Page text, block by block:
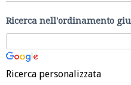
Ricerca nell'ordinamento
Ricerca personalizzata